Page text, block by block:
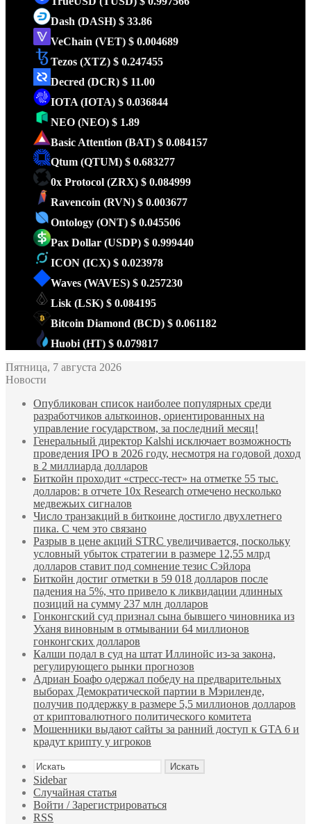
Dash (DASH) $ 33.86
VeChain (VET) $ 0.004689
Tezos (XTZ) $ 0.247455
Decred (DCR) $ 11.00
IOTA (IOTA) $ 0.036844
NEO (NEO) $ 1.89
Basic Attention (BAT) $ 0.084157
Qtum (QTUM) $ 0.683277
0x Protocol (ZRX) $ 0.084999
Ravencoin (RVN) $ 0.003677
Ontology (ONT) $ 0.045506
Pax Dollar (USDP) $ 0.999440
ICON (ICX) $ 0.023978
Waves (WAVES) $ 0.257230
Lisk (LSK) $ 0.084195
Bitcoin Diamond (BCD) $ 0.061182
Huobi (HT) $ 0.079817
Пятница, 7 августа 2026
Новости
Опубликован список наиболее популярных среди
разработчиков альткоинов, ориентированных на
управление государством, за последний месяц!
Генеральный директор Kalshi исключает возможность
проведения IPO в 2026 году, несмотря на годовой доход
в 2 миллиарда долларов
Биткойн проходит «стресс-тест» на отметке 55 тыс.
долларов: в отчете 10x Research отмечено несколько
медвежьих сигналов
Число транзакций в биткоине достигло двухлетнего
пика. С чем это связано
Разрыв в цене акций STRC увеличивается, поскольку
условный убыток стратегии в размере 12,55 млрд
долларов ставит под сомнение тезис Сэйлора
Биткойн достиг отметки в 59 018 долларов после
падения на 5%, что привело к ликвидации длинных
позиций на сумму 237 млн долларов
Гонконгский суд признал сына бывшего чиновника из
Уханя виновным в отмывании 64 миллионов
гонконгских долларов
Калши подал в суд на штат Иллинойс из-за закона,
регулирующего рынки прогнозов
Адриан Боафо одержал победу на предварительных
выборах Демократической партии в Мэриленде,
получив поддержку в размере 5,5 миллионов долларов
от криптовалютного политического комитета
Мошенники выдают сайты за ранний доступ к GTA 6 и
крадут крипту у игроков
Искать
Sidebar
Случайная статья
Войти / Зарегистрироваться
RSS